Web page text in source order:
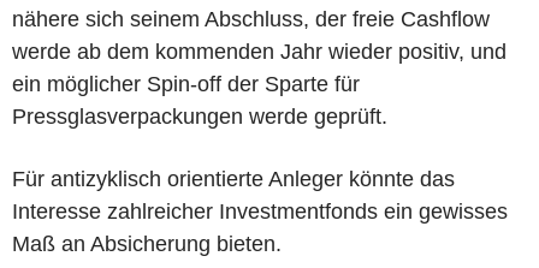
nähere sich seinem Abschluss, der freie Cashflow
werde ab dem kommenden Jahr wieder positiv, und
ein möglicher Spin-off der Sparte für
Pressglasverpackungen werde geprüft.
Für antizyklisch orientierte Anleger könnte das
Interesse zahlreicher Investmentfonds ein gewisses
Maß an Absicherung bieten.